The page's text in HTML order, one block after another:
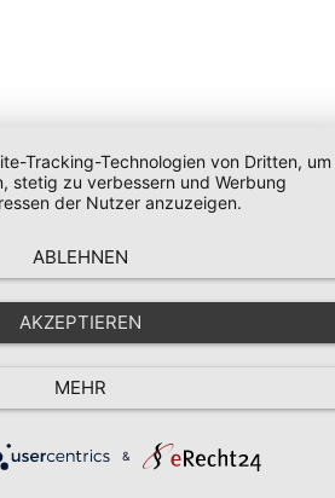
Tracking-Technologien von Dritten, um
stetig zu verbessern und Werbung
der Nutzer anzuzeigen.
ABLEHNEN
AKZEPTIEREN
MEHR
&